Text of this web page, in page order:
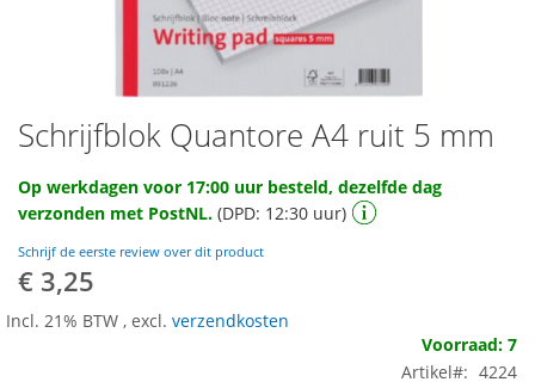
Ga
naar
het
begin
van
de
afbeeldingen-
gallerij
Schrijfblok Quantore A4 ruit 5 mm
Op werkdagen voor 17:00 uur besteld, dezelfde dag
verzonden met PostNL. (DPD: 12:30 uur)
Schrijf de eerste review over dit product
€ 3,25
Incl. 21% BTW , excl. verzendkosten
Voorraad: 7
Artikel
4224